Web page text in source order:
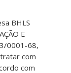
BHLS
E
0001-68,
com
com